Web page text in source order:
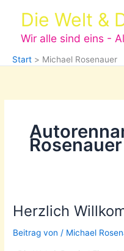
springen
Die Welt &
Wir alle sind eins -
Start Michael Rosenauer
Rosenauer
Herzlich
Beitrag von / Michael